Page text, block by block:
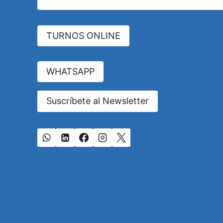
TURNOS ONLINE
WHATSAPP
Suscríbete al Newsletter